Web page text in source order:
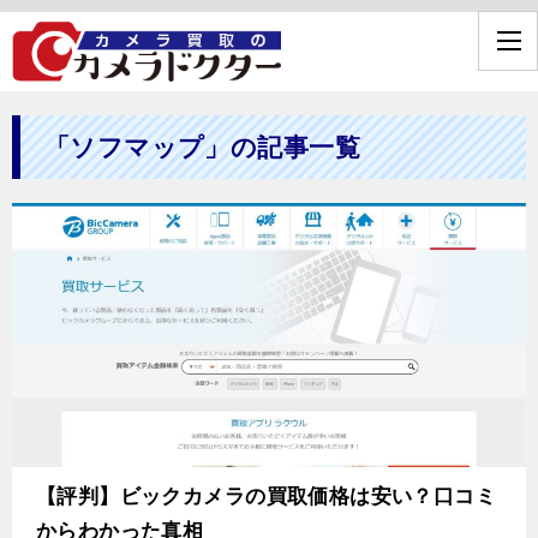
「ソフマップ」の記事一覧
【評判】ビックカメラの買取価格は安い？口コミ
からわかった真相